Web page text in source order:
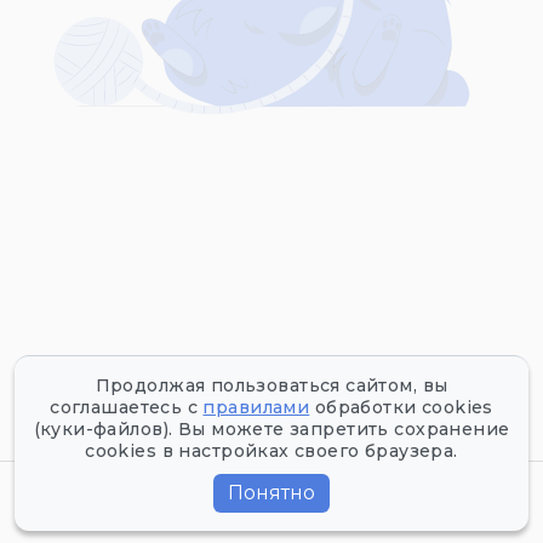
Все права защищены © 2026
Политика конфиденциальности Пользовательское соглашение
Продолжая пользоваться сайтом, вы
соглашаетесь с правилами обработки cookies
(куки-файлов). Вы можете запретить сохранение
cookies в настройках своего браузера.
Понятно